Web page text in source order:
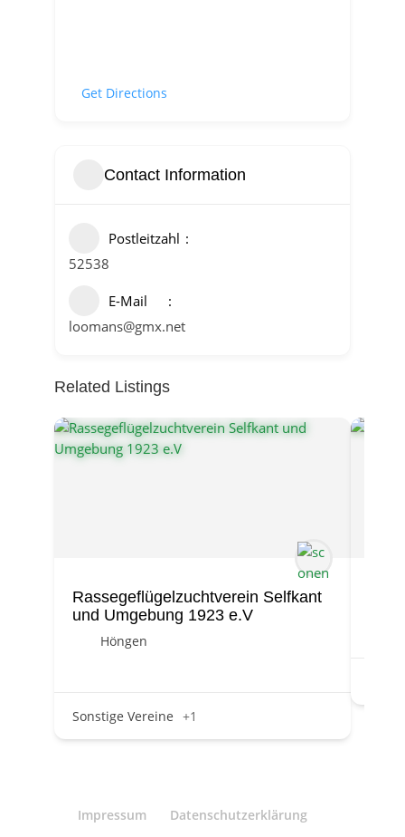
Get Directions
Contact Information
Postleitzahl
52538
E-Mail
loomans@gmx.net
Related Listings
Rassegeflügelzuchtverein Selfkant
und Umgebung 1923 e.V
Höngen
Sonstige Vereine +1
Impressum Datenschutzerklärung